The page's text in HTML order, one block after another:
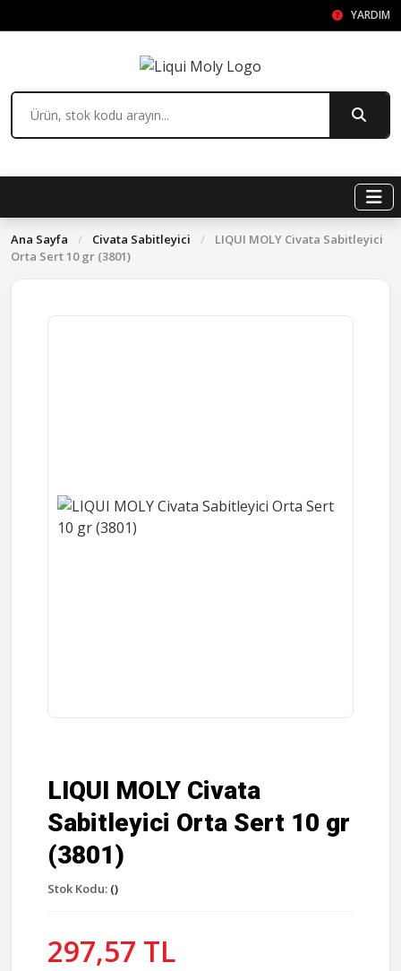
YARDIM
Ana Sayfa / Civata Sabitleyici /
LIQUI MOLY Civata Sabitleyici
Orta Sert 10 gr (3801)
LIQUI MOLY Civata
Sabitleyici Orta Sert 10 gr
(3801)
Stok Kodu: ()
297,57 TL